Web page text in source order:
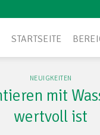
STARTSEITE
NEUIGKEITEN
mit
wertvoll ist